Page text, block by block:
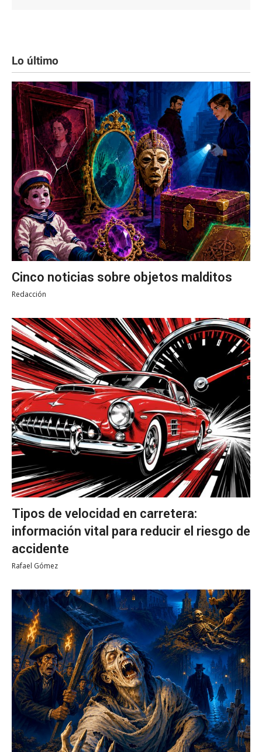
Lo último
Cinco noticias sobre objetos malditos
Redacción
Tipos de velocidad en carretera:
información vital para reducir el riesgo de
accidente
Rafael Gómez